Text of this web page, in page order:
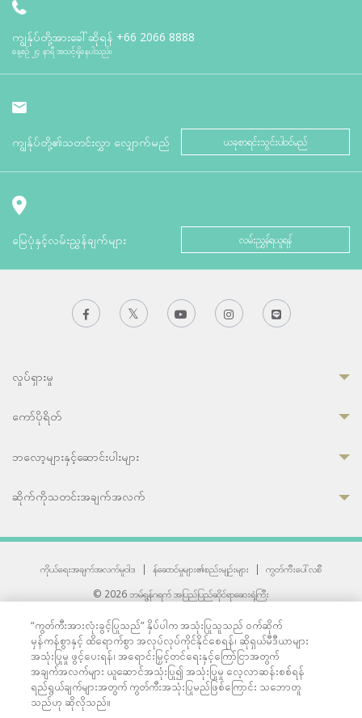
ကျွန်ုပ်တို့အားခေါ်ဆိုရန် +66 2066 8888
နေ့စဉ် ၂၄ နာရီ အသင့်ရှိနေပါသည်။
ကျွန်ုပ်တို့၏သတင်းလွှာ လျှောက်မည် ယခုစာရင်းသွင်းပါဝင်မည်
မြေပုံနှင့်လမ်းညွှန်ချက်များ လမ်းညွှန်ရယူရန်
လှုပ်ရှားမှု
ကော်ပိုရိတ်
ဘလော့များနှင့်ဆောင်းပါးများ
ဆိုက်ကိုသတင်းအချက်အလက်
ကိုယ်ရေးအချက်အလက်မူဝါဒ | န်ဆောင်မှုများ၏စည်းမျဉ်းများ |
ကွတ်ကီးပေါ်လစီ
© 2026 ဘမ်ရွန်ဂရက် အပြည်ပြည်ဆိုင်ရာဆေးရုံကြီး
33 Sukhumvit 3, Wattana, Bangkok 10110 Thailand.
All rights reserved.
“ကွတ်ကီးအားလုံးခွင့်ပြုသည်” နှိပ်ပါက အသုံးပြုသူသည် ဝက်ဆိုက်
မှန်ကန်စွာနှင့် ထိရောက်စွာ အလုပ်လုပ်ကိုင်နိုင်စေရန်၊ ဆိုရှယ်မီဒီယာများ
အသုံးပြုမှု ဖွင့်ပေးရန်၊ အရောင်းမြှင့်တင်ရေးနှင့်ကြော်ငြာအတွက်
အချက်အလက်များ ယူဆောင်အသုံးပြု၍ အသုံးပြုမှု လေ့လာဆန်းစစ်ရန်
ရည်ရွယ်ချက်များအတွက် ကွတ်ကီးအသုံးပြုမည်ဖြစ်ကြောင်း သဘောတူ
သည်ဟု ဆိုလိုသည်။